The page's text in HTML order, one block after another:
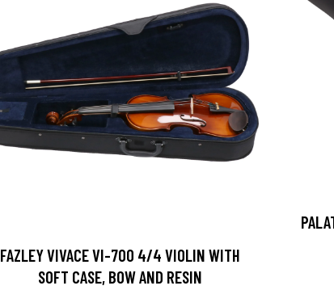
FAZLEY VIVACE VI-700 4/4 VIOLIN WITH
SOFT CASE, BOW AND RESIN